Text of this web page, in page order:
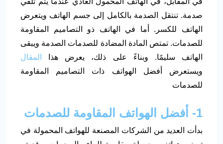
صدمة. تنتقل الصدمة بالكامل إلى جسم الهاتف ويتعرض
الهاتف للكسر. أما في الهاتف ذو التصاميم المقاومة
للصدمات. تمتص المادة المضادة للصدمات الصدمة ويبقى
الهاتف سليمًا. وبناءً على ذلك، يعرض هذا
المقال
ويستعرض أفضل الهواتف ذات التصاميم المقاومة
للصدمات
1- أفضل الهواتف المقاومة للصدمات
بدأت العديد من الشركات المصنعة للهواتف المحمولة في